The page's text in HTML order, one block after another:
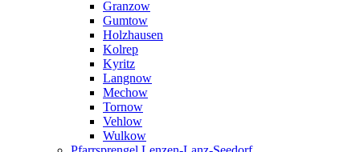
Granzow
Gumtow
Holzhausen
Kolrep
Kyritz
Langnow
Mechow
Tornow
Vehlow
Wulkow